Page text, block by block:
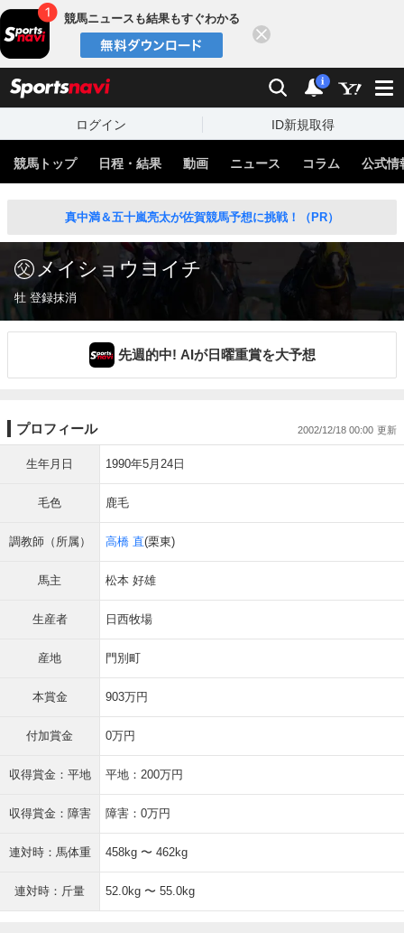
競馬ニュースも結果もすぐわかる
検索 通知
i
ログイン ID新規取得
競馬トップ 日程・結果 動画 ニュース コラム 公式情
真中満＆五十嵐亮太が佐賀競馬予想に挑戦！（PR）
メイショウヨイチ
牡 登録抹消
先週的中! AIが日曜重賞を大予想
プロフィール 2002/12/18 00:00
生年月日 1990年5月24日
毛色 鹿毛
調教師（所属） 高橋 直(栗東)
馬主 松本 好雄
生産者 日西牧場
産地 門別町
本賞金 903万円
付加賞金 0万円
収得賞金：平地 平地：200万円
収得賞金：障害 障害：0万円
連対時：馬体重 458kg 〜 462kg
連対時：斤量 52.0kg 〜 55.0kg